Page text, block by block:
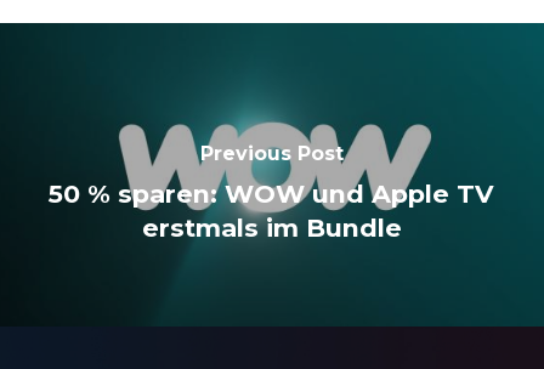
Previous Post
50 % sparen: WOW und Apple TV
erstmals im Bundle